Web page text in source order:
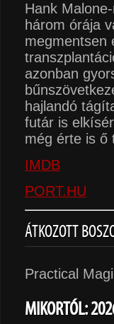
Hank
három órája
megmentsen
azonban
hajlandó
futár is
még érte is ő
IMDB
PORT.HU
ÁTKOZOTT
Practical
MIKORTÓL: